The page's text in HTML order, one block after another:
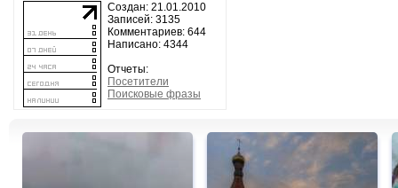
Создан: 21.01.2010
Записей: 3135
Комментариев: 644
Написано: 4344
Отчеты:
Посетители
Поисковые фразы